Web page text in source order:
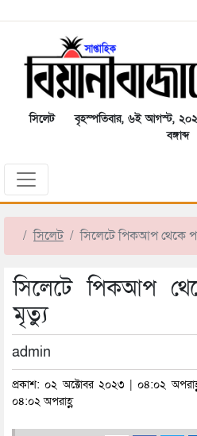
সিলেট
বৃহস্পতিবার, ৬ই আগস্ট,
বঙ্গাব্দ
সিলেট সিলেটে পিকআপ থেকে
সিলেটে পিকআপ
মৃত্যু
admin
প্রকাশ: ০২ অক্টোবর ২০২৩ | ০৪:০২
০৪:০২ অপরাহ্ণ